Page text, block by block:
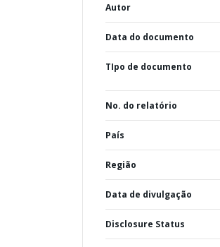
Autor
Data do documento
TIpo de documento
No. do relatório
País
Região
Data de divulgação
Disclosure Status